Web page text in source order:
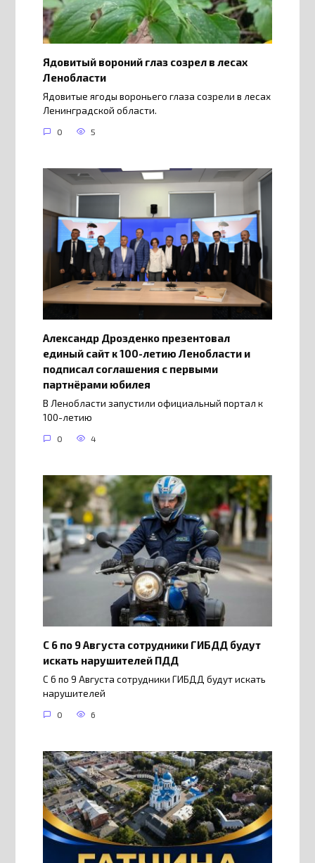
Ядовитый вороний глаз созрел в лесах
Ленобласти
Ядовитые ягоды вороньего глаза созрели в лесах
Ленинградской области.
0 5
Александр Дрозденко презентовал
единый сайт к 100-летию Ленобласти и
подписал соглашения с первыми
партнёрами юбилея
В Ленобласти запустили официальный портал к
100-летию
0 4
С 6 по 9 Августа сотрудники ГИБДД будут
искать нарушителей ПДД
С 6 по 9 Августа сотрудники ГИБДД будут искать
нарушителей
0 6